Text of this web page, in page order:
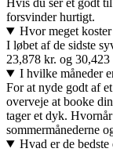
Hvis du ser et godt
forsvinder hurtigt.
Hvor meget
I løbet af de sidste
23,878 kr. og 30,423
I hvilke måneder
For at nyde godt af
overveje at booke
tager et dyk.
sommermånederne
Hvad er de